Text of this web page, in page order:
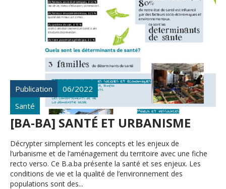
Publication
06/2022
Santé
[BA-BA] SANTÉ ET URBANISME
Décrypter simplement les concepts et les enjeux de
l’urbanisme et de l’aménagement du territoire avec une fiche
recto verso. Ce B.a.ba présente la santé et ses enjeux. Les
conditions de vie et la qualité de l’environnement des
populations sont des...